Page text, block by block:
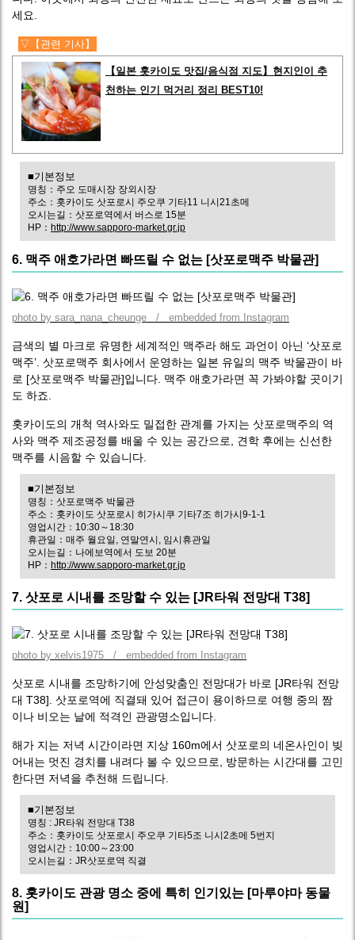
세요.
▽【관련 기사】
【일본 홋카이도 맛집/음식점 지도】현지인이 추
천하는 인기 먹거리 정리 BEST10!
■기본정보
명칭：주오 도매시장 장외시장
주소：홋카이도 삿포로시 주오쿠 기타11 니시21초메
오시는길：삿포로역에서 버스로 15분
HP： http://www.sapporo-market.gr.jp
6. 맥주 애호가라면 빠뜨릴 수 없는 [삿포로맥주 박물관]
photo by sara_nana_cheunge / embedded from Instagram
금색의 별 마크로 유명한 세계적인 맥주라 해도 과언이 아닌 ‘삿포로
맥주’. 삿포로맥주 회사에서 운영하는 일본 유일의 맥주 박물관이 바
로 [삿포로맥주 박물관]입니다. 맥주 애호가라면 꼭 가봐야할 곳이기
도 하죠.
홋카이도의 개척 역사와도 밀접한 관계를 가지는 삿포로맥주의 역
사와 맥주 제조공정를 배울 수 있는 공간으로, 견학 후에는 신선한
맥주를 시음할 수 있습니다.
■기본정보
명칭：삿포로맥주 박물관
주소：홋카이도 삿포로시 히가시쿠 기타7조 히가시9-1-1
영업시간：10:30～18:30
휴관일：매주 월요일, 연말연시, 임시휴관일
오시는길：나에보역에서 도보 20분
HP： http://www.sapporo-market.gr.jp
7. 삿포로 시내를 조망할 수 있는 [JR타워 전망대 T38]
photo by xelvis1975 / embedded from Instagram
삿포로 시내를 조망하기에 안성맞춤인 전망대가 바로 [JR타워 전망
대 T38]. 삿포로역에 직결돼 있어 접근이 용이하므로 여행 중의 짬
이나 비오는 날에 적격인 관광명소입니다.
해가 지는 저녁 시간이라면 지상 160m에서 삿포로의 네온사인이 빚
어내는 멋진 경치를 내려다 볼 수 있으므로, 방문하는 시간대를 고민
한다면 저녁을 추천해 드립니다.
■기본정보
명칭 : JR타워 전망대 T38
주소：홋카이도 삿포로시 주오쿠 기타5조 니시2초메 5번지
영업시간：10:00～23:00
오시는길：JR삿포로역 직결
8. 홋카이도 관광 명소 중에 특히 인기있는 [마루야마 동물
원]